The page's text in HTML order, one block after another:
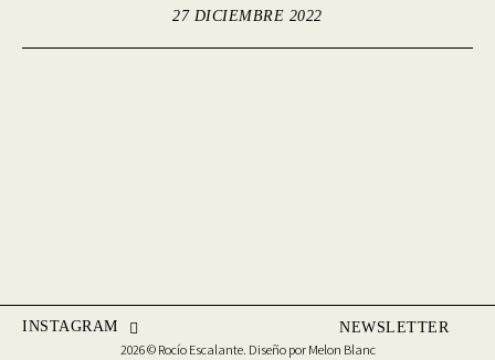
27 DICIEMBRE 2022
INSTAGRAM
NEWSLETTER
2026 © Rocío Escalante. Diseño por Melon Blanc